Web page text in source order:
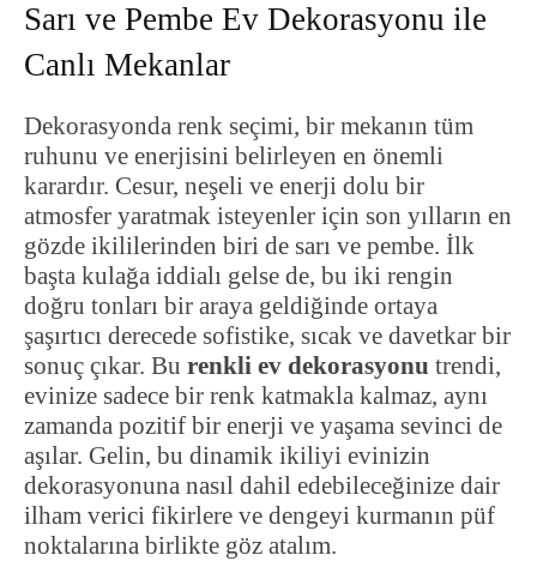
Sarı ve Pembe Ev Dekorasyonu ile
Canlı Mekanlar
Dekorasyonda renk seçimi, bir mekanın tüm
ruhunu ve enerjisini belirleyen en önemli
karardır. Cesur, neşeli ve enerji dolu bir
atmosfer yaratmak isteyenler için son yılların en
gözde ikililerinden biri de sarı ve pembe. İlk
başta kulağa iddialı gelse de, bu iki rengin
doğru tonları bir araya geldiğinde ortaya
şaşırtıcı derecede sofistike, sıcak ve davetkar bir
sonuç çıkar. Bu renkli ev dekorasyonu trendi,
evinize sadece bir renk katmakla kalmaz, aynı
zamanda pozitif bir enerji ve yaşama sevinci de
aşılar. Gelin, bu dinamik ikiliyi evinizin
dekorasyonuna nasıl dahil edebileceğinize dair
ilham verici fikirlere ve dengeyi kurmanın püf
noktalarına birlikte göz atalım.